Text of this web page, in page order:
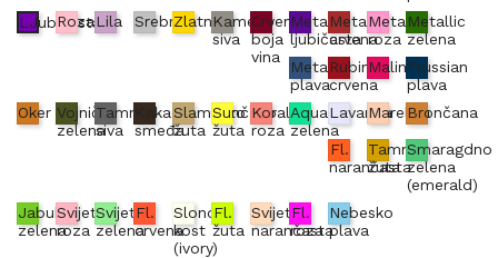
LJubičasta
RozaLila SrebrnaZlatnaKameno
siva
Crvena
boja
vina
Metallic
ljubičasta
Metallic
crvena
Metallic
roza
Metallic
zelena
Metallic
plava
Rubin
crvena
MalinaPrussian
plava
Oker Vojnički
zelena
Tamno
siva
Kakao
smeđa
Slamnato
žuta
Sunčano
žuta
Koraljno
roza
Aqua
zelena
LavandaMarelicaBrončana
Fl.
narančasta
Tamno
žuta
Smaragdno
zelena
(emerald)
Jabuka
zelena
Svijetlo
roza
Svijetlo
zelena
Fl.
crvena
Slonova
kost
(ivory)
Fl.
žuta
Svijetlo
narančasta
Fl.
roza
Nebesko
plava